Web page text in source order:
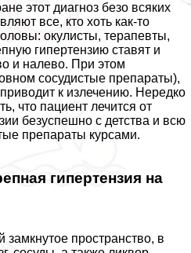
этот диагноз безо всяких
все, кто хоть как-то
окулисты, терапевты,
гипертензию ставят и
и налево. При этом
сосудистые препараты),
к излечению. Нередко
что пациент лечится от
безуспешно с детства и всю
препараты курсами.
гипертензия на
замкнутое прострaнcтво, в